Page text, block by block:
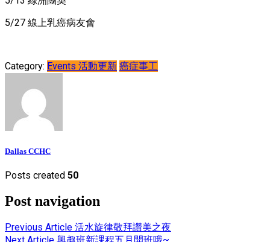
5/27 線上乳癌病友會
Category: Events 活動更新 癌症事工
Dallas CCHC
Posts created 50
Post navigation
Previous Article 活水旋律敬拜讚美之夜